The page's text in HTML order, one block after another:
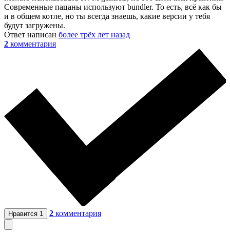
Современные пацаны используют bundler. То есть, всё как бы
и в общем котле, но ты всегда знаешь, какие версии у тебя
будут загружены.
Ответ написан более трёх лет назад
2 комментария
Нравится 1 2 комментария